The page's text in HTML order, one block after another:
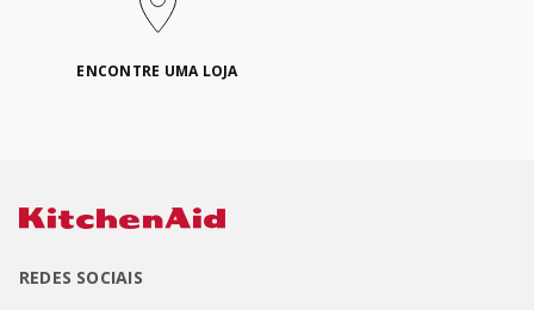
ENCONTRE UMA LOJA
REDES SOCIAIS